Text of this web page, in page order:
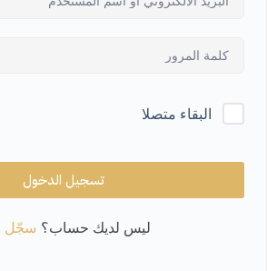
البقاء متصلا
تسجيل الدخول
ليس لديك حساب؟ سجّل